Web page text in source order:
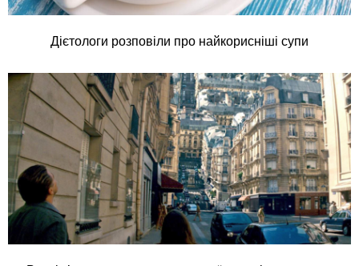
Дієтологи розповіли про найкорисніші супи